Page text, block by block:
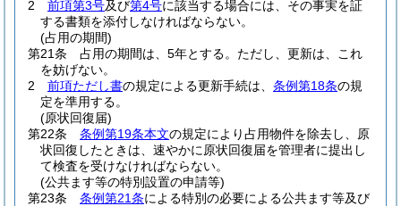
2
前項第3号及び第4号に該当する場合には、その事実を証
する書類を添付しなければならない。
(占用の期間)
第21条
占用の期間は、5年とする。 ただし、更新は、これ
を妨げない。
2
前項ただし書の規定による更新手続は、 条例第18条の規
定を準用する。
(原状回復届)
第22条
条例第19条本文の規定により占用物件を除去し、原
状回復したときは、速やかに原状回復届を管理者に提出し
て検査を受けなければならない。
(公共ます等の特別設置の申請等)
第23条
条例第21条による特別の必要による公共ます等及び